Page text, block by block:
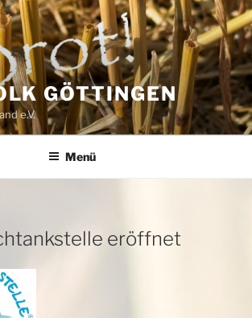
GÖTTINGEN
e.V.
Menü
eröffnet